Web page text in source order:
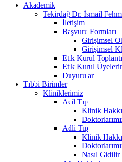
Akademik
Tekirdağ Dr. İsmail
İletişim
Başvuru Formları
Girişimsel
Girişimsel
Etik Kurul
Etik Kurul
Duyurular
Tıbbi Birimler
Kliniklerimiz
Acil Tıp
Klinik
Adli Tıp
Klinik
Nasıl Gidilir